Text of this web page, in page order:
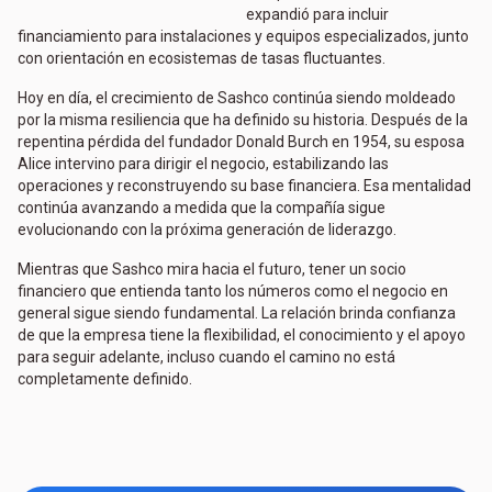
expandió para incluir
financiamiento para instalaciones y equipos especializados, junto
con orientación en ecosistemas de tasas fluctuantes.
Hoy en día, el crecimiento de Sashco continúa siendo moldeado
por la misma resiliencia que ha definido su historia. Después de la
repentina pérdida del fundador Donald Burch en 1954, su esposa
Alice intervino para dirigir el negocio, estabilizando las
operaciones y reconstruyendo su base financiera. Esa mentalidad
continúa avanzando a medida que la compañía sigue
evolucionando con la próxima generación de liderazgo.
Mientras que Sashco mira hacia el futuro, tener un socio
financiero que entienda tanto los números como el negocio en
general sigue siendo fundamental. La relación brinda confianza
de que la empresa tiene la flexibilidad, el conocimiento y el apoyo
para seguir adelante, incluso cuando el camino no está
completamente definido.